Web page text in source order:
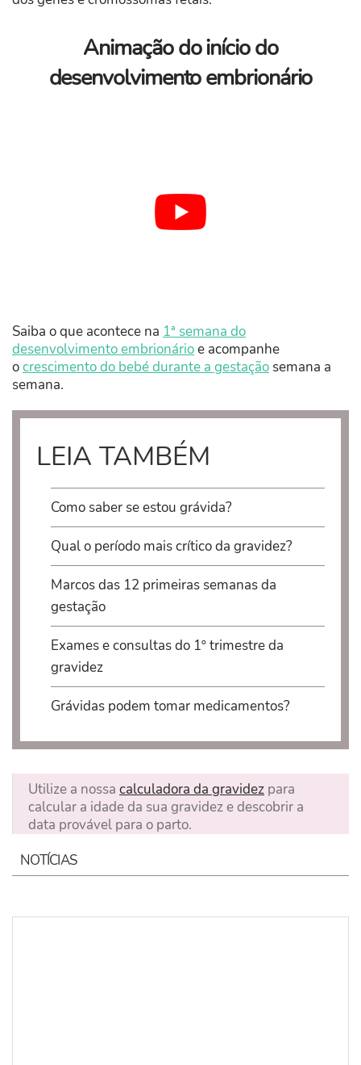
Animação do início do
desenvolvimento embrionário
Saiba o que acontece na 1ª semana do
desenvolvimento embrionárioe acompanhe
ocrescimento do bebé durante a gestação semana a
semana.
LEIA TAMBÉM
Como saber se estou grávida?
Qual o período mais crítico da gravidez?
Marcos das 12 primeiras semanas da
gestação
Exames e consultas do 1º trimestre da
gravidez
Grávidas podem tomar medicamentos?
Utilize a nossa calculadora da gravidez para
calcular a idade da sua gravidez e descobrir a
data provável para o parto.
NOTÍCIAS